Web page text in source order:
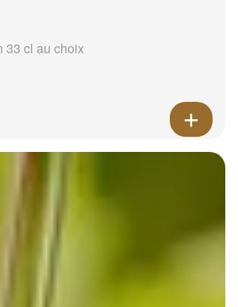
33 cl au choix